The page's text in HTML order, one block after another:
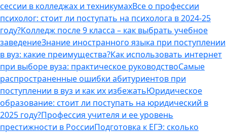
сессии в колледжах и техникумахВсе о профессии
психолог: стоит ли поступать на психолога в 2024-25
году?Колледж после 9 класса – как выбрать учебное
заведениеЗнание иностранного языка при поступлении
в вуз: какие преимущества?Как использовать интернет
при выборе вуза: практическое руководствоСамые
распространенные ошибки абитуриентов при
поступлении в вуз и как их избежатьЮридическое
образование: стоит ли поступать на юридический в
2025 году?Профессия учителя и ее уровень
престижности в РоссииПодготовка к ЕГЭ: сколько